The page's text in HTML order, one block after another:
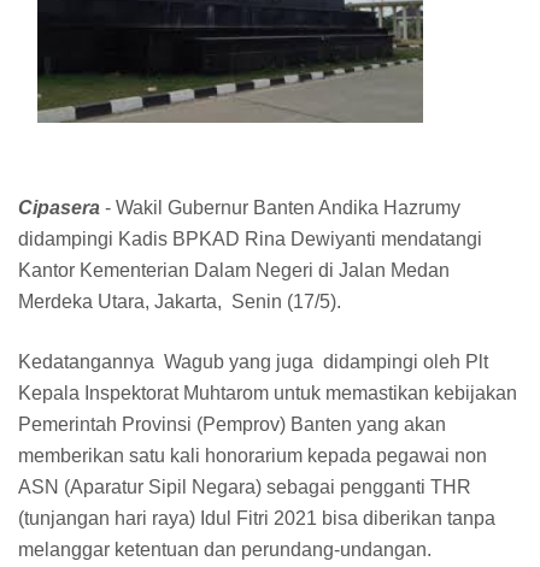
Cipasera - Wakil Gubernur Banten Andika Hazrumy
didampingi Kadis BPKAD Rina Dewiyanti mendatangi
Kantor Kementerian Dalam Negeri di Jalan Medan
Merdeka Utara, Jakarta, Senin (17/5).
Kedatangannya Wagub yang juga didampingi oleh Plt
Kepala Inspektorat Muhtarom untuk memastikan kebijakan
Pemerintah Provinsi (Pemprov) Banten yang akan
memberikan satu kali honorarium kepada pegawai non
ASN (Aparatur Sipil Negara) sebagai pengganti THR
(tunjangan hari raya) Idul Fitri 2021 bisa diberikan tanpa
melanggar ketentuan dan perundang-undangan.